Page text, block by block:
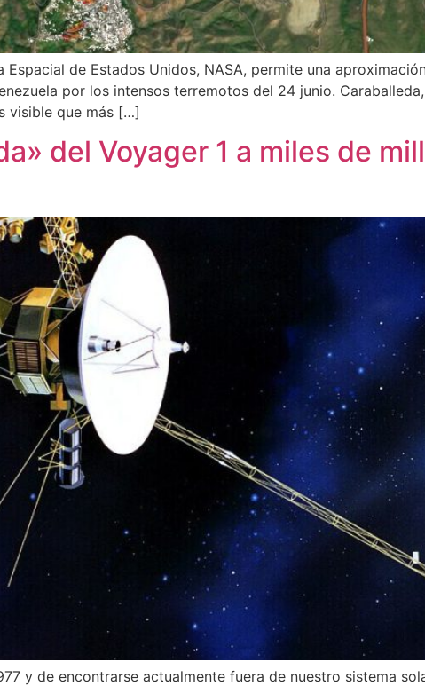
Espacial de Estados Unidos, NASA, permite una
por los intensos terremotos del 24 junio.
visible que más […]
del Voyager 1 a miles de
y de encontrarse actualmente fuera de nuestro sistema